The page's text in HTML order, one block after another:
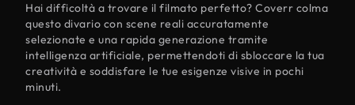
Hai difficoltà a trovare il filmato perfetto? Coverr colma
questo divario con scene reali accuratamente
selezionate e una rapida generazione tramite
intelligenza artificiale, permettendoti di sbloccare la tua
creatività e soddisfare le tue esigenze visive in pochi
minuti.